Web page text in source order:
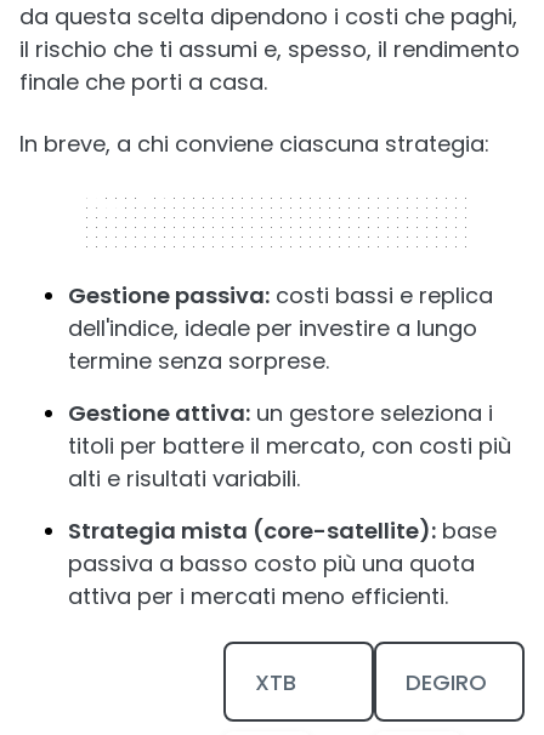
da questa scelta dipendono i costi che paghi,
il rischio che ti assumi e, spesso, il rendimento
finale che porti a casa.
In breve, a chi conviene ciascuna strategia:
320 x 50
Gestione passiva: costi bassi e replica
dell'indice, ideale per investire a lungo
termine senza sorprese.
Gestione attiva: un gestore seleziona i
titoli per battere il mercato, con costi più
alti e risultati variabili.
Strategia mista (core-satellite): base
passiva a basso costo più una quota
attiva per i mercati meno efficienti.
XTB DEGIRO